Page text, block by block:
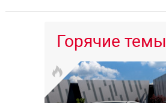
Горячие темы